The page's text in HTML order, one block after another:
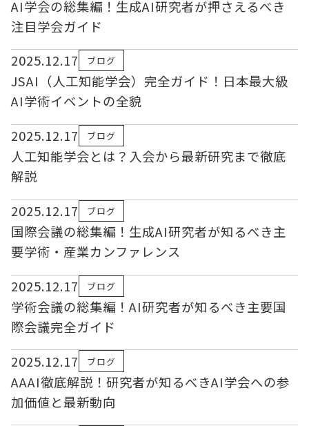
AI学会の総集編！生成AI研究者が押さえるべき
注目学会ガイド
2025.12.17
ブログ
JSAI（人工知能学会）完全ガイド！日本最大級
AI学術イベントの全貌
2025.12.17
ブログ
人工知能学会とは？入会から最新研究まで徹底
解説
2025.12.17
ブログ
国際会議の総集編！生成AI研究者が知るべき主
要学術・産業カンファレンス
2025.12.17
ブログ
学術会議の総集編！AI研究者が知るべき主要国
際会議完全ガイド
2025.12.17
ブログ
AAAI徹底解説！研究者が知るべきAI学会への参
加価値と最新動向